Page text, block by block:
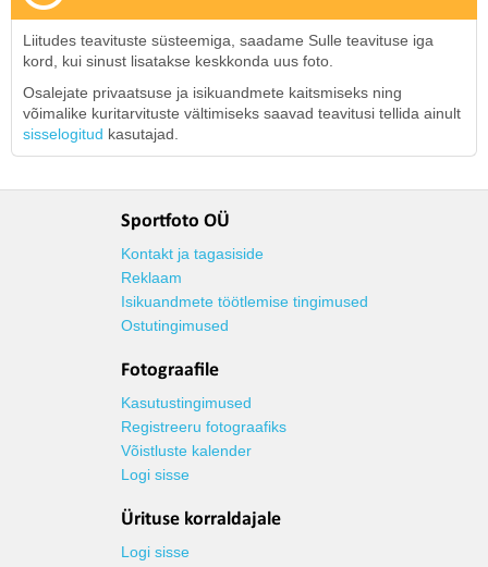
Liitudes teavituste süsteemiga, saadame Sulle teavituse iga
kord, kui sinust lisatakse keskkonda uus foto.
Osalejate privaatsuse ja isikuandmete kaitsmiseks ning
võimalike kuritarvituste vältimiseks saavad teavitusi tellida ainult
sisselogitud kasutajad.
Sportfoto OÜ
Kontakt ja tagasiside
Reklaam
Isikuandmete töötlemise tingimused
Ostutingimused
Fotograafile
Kasutustingimused
Registreeru fotograafiks
Võistluste kalender
Logi sisse
Ürituse korraldajale
Logi sisse